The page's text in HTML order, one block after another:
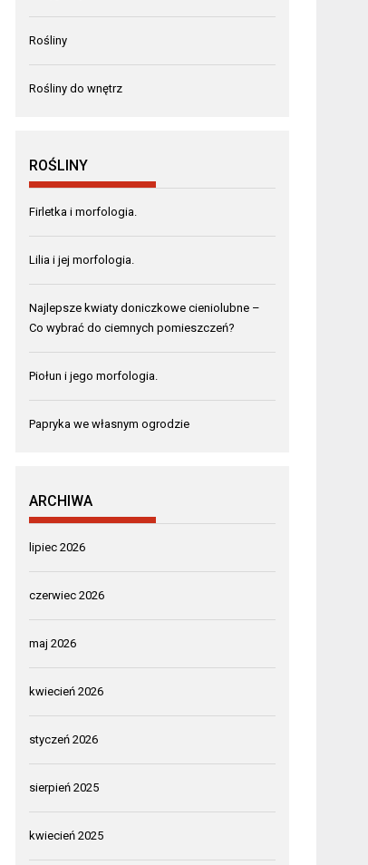
Rośliny
Rośliny do wnętrz
ROŚLINY
Firletka i morfologia.
Lilia i jej morfologia.
Najlepsze kwiaty doniczkowe cieniolubne –
Co wybrać do ciemnych pomieszczeń?
Piołun i jego morfologia.
Papryka we własnym ogrodzie
ARCHIWA
lipiec 2026
czerwiec 2026
maj 2026
kwiecień 2026
styczeń 2026
sierpień 2025
kwiecień 2025